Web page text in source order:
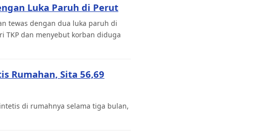
Luka Paruh di Perut
tewas dengan dua luka paruh di
TKP dan menyebut korban diduga
Rumahan, Sita 56,69
di rumahnya selama tiga bulan,